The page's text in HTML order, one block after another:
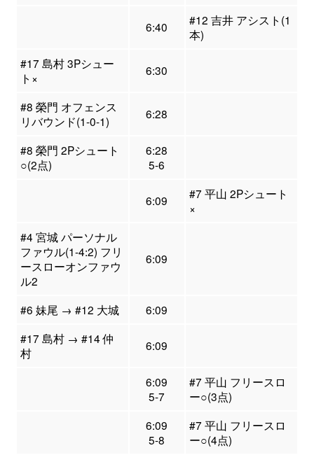
6:40
#12 吉井 アシスト(1
本)
#17 島村 3Pシュー
ト×
6:30
#8 榮門 オフェンス
リバウンド(1-0-1)
6:28
#8 榮門 2Pシュート
○(2点)
6:28
5-6
6:09
#7 平山 2Pシュート
×
#4 宮城 パーソナル
ファウル(1-4:2) フリ
ースローオンファウ
ル2
6:09
#6 妹尾 → #12 大城
6:09
#17 島村 → #14 仲
村
6:09
6:09
5-7
#7 平山 フリースロ
ー○(3点)
6:09
5-8
#7 平山 フリースロ
ー○(4点)